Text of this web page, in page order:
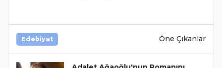
Edebiyat Öne Çıkanlar